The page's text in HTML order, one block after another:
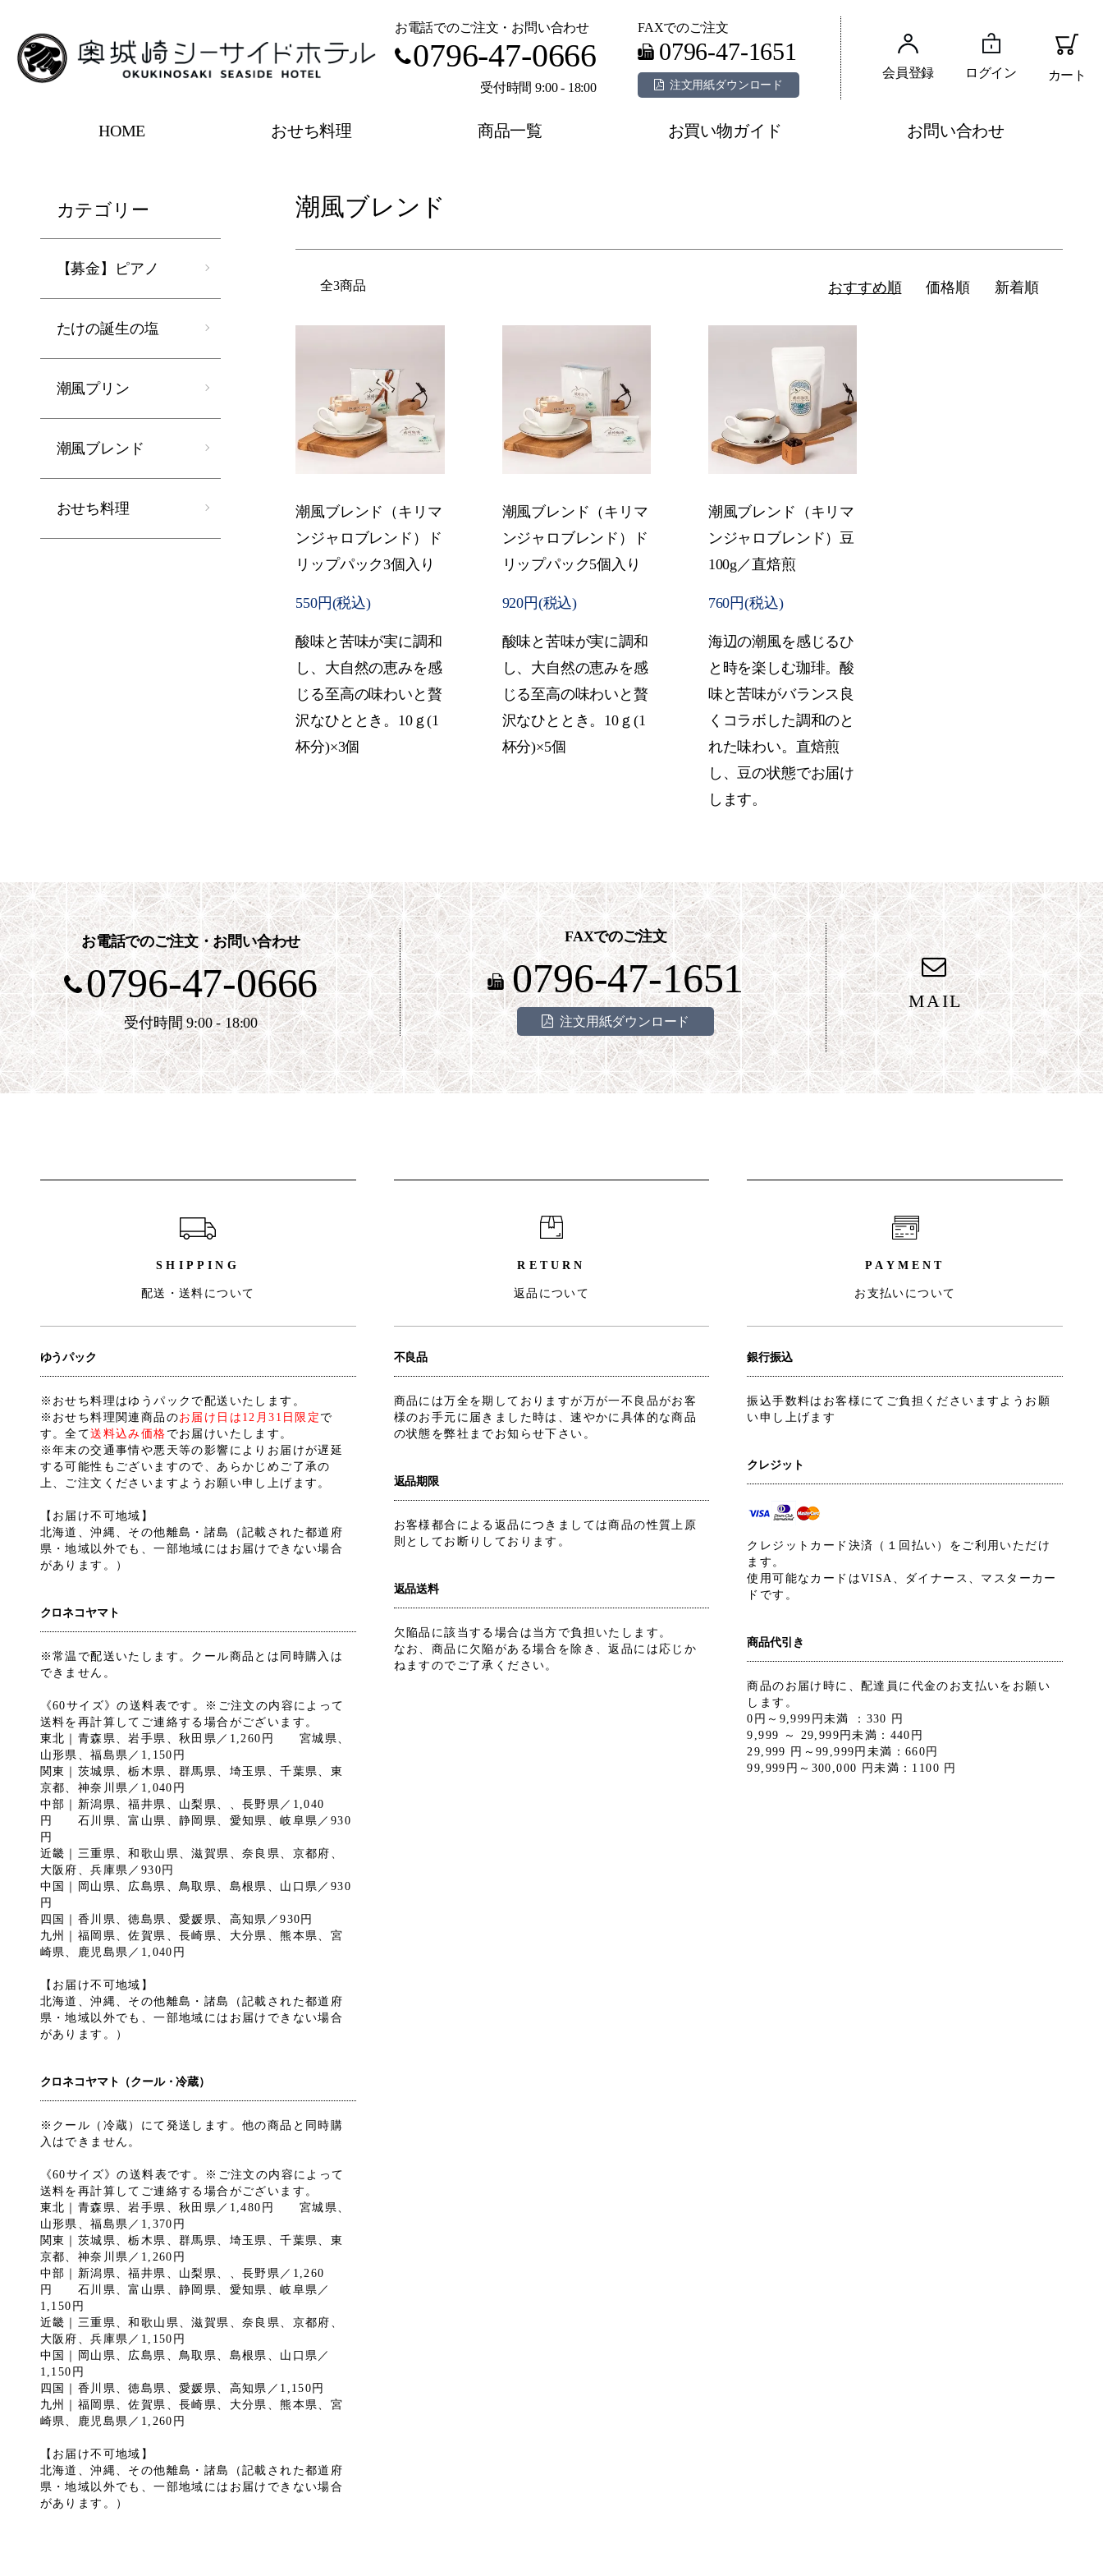
お電話でのご注文・お問い合わせ
0796-47-0666
受付時間 9:00 - 18:00
FAXでのご注文
0796-47-1651
注文用紙ダウンロード
会員登録 ログイン カート
HOME おせち料理 商品一覧 お買い物ガイド お問い合わせ
潮風ブレンド
全3商品 おすすめ順 価格順 新着順
潮風ブレンド（キリマ
ンジャロブレンド）ド
リップパック3個入り
550円(税込)
酸味と苦味が実に調和
し、大自然の恵みを感
じる至高の味わいと贅
沢なひととき。10ｇ(1
杯分)×3個
潮風ブレンド（キリマ
ンジャロブレンド）ド
リップパック5個入り
920円(税込)
酸味と苦味が実に調和
し、大自然の恵みを感
じる至高の味わいと贅
沢なひととき。10ｇ(1
杯分)×5個
潮風ブレンド（キリマ
ンジャロブレンド）豆
100g／直焙煎
760円(税込)
海辺の潮風を感じるひ
と時を楽しむ珈琲。酸
味と苦味がバランス良
くコラボした調和のと
れた味わい。直焙煎
し、豆の状態でお届け
します。
カテゴリー
【募金】ピアノ
たけの誕生の塩
潮風プリン
潮風ブレンド
おせち料理
お電話でのご注文・お問い合わせ
0796-47-0666
受付時間 9:00 - 18:00
FAXでのご注文
0796-47-1651
注文用紙ダウンロード
MAIL
SHIPPING
配送・送料について
ゆうパック
※おせち料理はゆうパックで配送いたします。
※おせち料理関連商品のお届け日は12月31日限定 で
す。全て送料込み価格 でお届けいたします。
※年末の交通事情や悪天等の影響によりお届けが遅延
する可能性もございますので、あらかじめご了承の
上、ご注文くださいますようお願い申し上げます。
【お届け不可地域】
北海道、沖縄、その他離島・諸島（記載された都道府
県・地域以外でも、一部地域にはお届けできない場合
があります。）
クロネコヤマト
※常温で配送いたします。クール商品とは同時購入は
できません。
《60サイズ》の送料表です。※ご注文の内容によって
送料を再計算してご連絡する場合がございます。
東北｜青森県、岩手県、秋田県／1,260円 宮城県、
山形県、福島県／1,150円
関東｜茨城県、栃木県、群馬県、埼玉県、千葉県、東
京都、神奈川県／1,040円
中部｜新潟県、福井県、山梨県、、長野県／1,040
円 石川県、富山県、静岡県、愛知県、岐阜県／930
円
近畿｜三重県、和歌山県、滋賀県、奈良県、京都府、
大阪府、兵庫県／930円
中国｜岡山県、広島県、鳥取県、島根県、山口県／930
円
四国｜香川県、徳島県、愛媛県、高知県／930円
九州｜福岡県、佐賀県、長崎県、大分県、熊本県、宮
崎県、鹿児島県／1,040円
【お届け不可地域】
北海道、沖縄、その他離島・諸島（記載された都道府
県・地域以外でも、一部地域にはお届けできない場合
があります。）
クロネコヤマト（クール・冷蔵）
※クール（冷蔵）にて発送します。他の商品と同時購
入はできません。
《60サイズ》の送料表です。※ご注文の内容によって
送料を再計算してご連絡する場合がございます。
東北｜青森県、岩手県、秋田県／1,480円 宮城県、
山形県、福島県／1,370円
関東｜茨城県、栃木県、群馬県、埼玉県、千葉県、東
京都、神奈川県／1,260円
中部｜新潟県、福井県、山梨県、、長野県／1,260
円 石川県、富山県、静岡県、愛知県、岐阜県／
1,150円
近畿｜三重県、和歌山県、滋賀県、奈良県、京都府、
大阪府、兵庫県／1,150円
中国｜岡山県、広島県、鳥取県、島根県、山口県／
1,150円
四国｜香川県、徳島県、愛媛県、高知県／1,150円
九州｜福岡県、佐賀県、長崎県、大分県、熊本県、宮
崎県、鹿児島県／1,260円
【お届け不可地域】
北海道、沖縄、その他離島・諸島（記載された都道府
県・地域以外でも、一部地域にはお届けできない場合
があります。）
RETURN
返品について
不良品
商品には万全を期しておりますが万が一不良品がお客
様のお手元に届きました時は、速やかに具体的な商品
の状態を弊社までお知らせ下さい。
返品期限
お客様都合による返品につきましては商品の性質上原
則としてお断りしております。
返品送料
欠陥品に該当する場合は当方で負担いたします。
なお、商品に欠陥がある場合を除き、返品には応じか
ねますのでご了承ください。
PAYMENT
お支払いについて
銀行振込
振込手数料はお客様にてご負担くださいますようお願
い申し上げます
クレジット
クレジットカード決済（１回払い）をご利用いただけ
ます。
使用可能なカードはVISA、ダイナース、マスターカー
ドです。
商品代引き
商品のお届け時に、配達員に代金のお支払いをお願い
します。
0円～9,999円未満 ：330 円
9,999 ～ 29,999円未満：440円
29,999 円～99,999円未満：660円
99,999円～300,000 円未満：1100 円